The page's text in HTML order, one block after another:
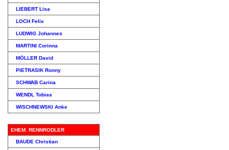
LIEBERT Lisa
LOCH Felix
LUDWIG Johannes
MARTINI Corinna
MÖLLER David
PIETRASIK Ronny
SCHWAB Carina
WENDL Tobias
WISCHNEWSKI Anke
EHEM. RENNRODLER
BAUDE Christian